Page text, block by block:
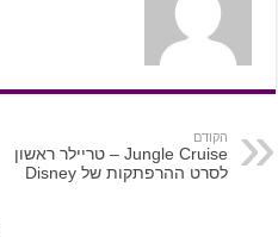
הקודם
Jungle Cruise – טריילר ראשון
לסרט ההרפתקות של Disney